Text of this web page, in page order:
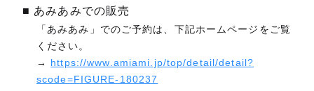
■ あみあみでの販売
「あみあみ」でのご予約は、下記ホームページをご覧
ください。
→ https://www.amiami.jp/top/detail/detail?
scode=FIGURE-180237